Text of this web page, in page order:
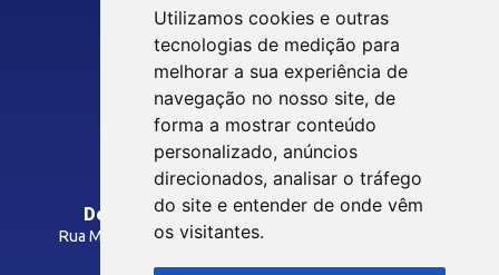
Utilizamos cookies e outras
tecnologias de medição para
melhorar a sua experiência de
navegação no nosso site, de
forma a mostrar conteúdo
personalizado, anúncios
direcionados, analisar o tráfego
do site e entender de onde vêm
os visitantes.
Siga nossas Redes Sociais
INTRANET
Departamento Regional do SESI/PB
Rua Manoel Gonçalves Guimarães, 195 - José Pinheiro